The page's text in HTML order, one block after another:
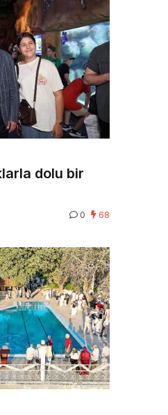
dolu bir
0 68